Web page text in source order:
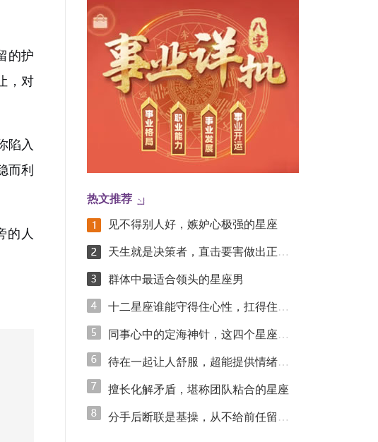
的护
，对
陷入
而利
的人
热文推荐
见不得别人好，嫉妒心极强的星座
天生就是决策者，直击要害做出正确选择的星座
群体中最适合领头的星座男
十二星座谁能守得住心性，扛得住大事~
同事心中的定海神针，这四个星座凭踏实实力圈粉
待在一起让人舒服，超能提供情绪价值的星座
擅长化解矛盾，堪称团队粘合的星座
分手后断联是基操，从不给前任留念想的星座女